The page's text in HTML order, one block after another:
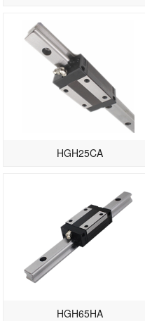
HGH25CA
HGH65HA